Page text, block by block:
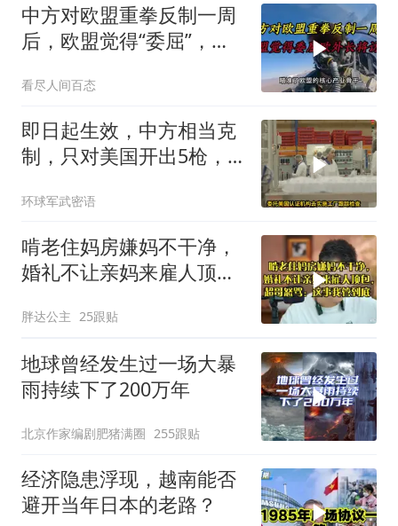
中方对欧盟重拳反制一周
后，欧盟觉得“委屈”，欧
看尽人间百态
即日起生效，中方相当克
制，只对美国开出5枪，
环球军武密语
啃老住妈房嫌妈不干净，
婚礼不让亲妈来雇人顶
胖达公主 25跟贴
地球曾经发生过一场大暴
雨持续下了200万年
北京作家编剧肥猪满圈 255跟贴
经济隐患浮现，越南能否
避开当年日本的老路？